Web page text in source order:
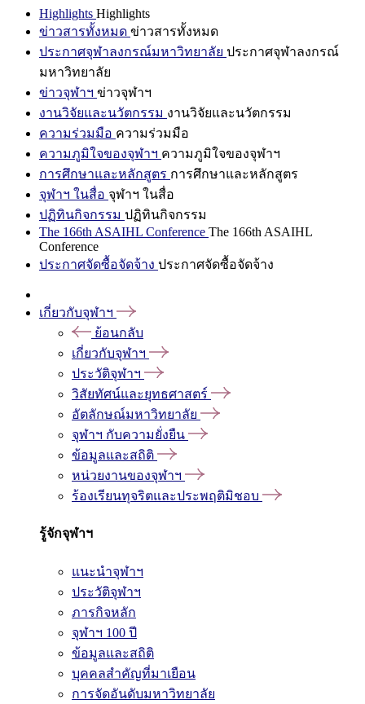
Highlights Highlights
ข่าวสารทั้งหมด ข่าวสารทั้งหมด
ประกาศจุฬาลงกรณ์มหาวิทยาลัย ประกาศจุฬาลงกรณ์
มหาวิทยาลัย
ข่าวจุฬาฯ ข่าวจุฬาฯ
งานวิจัยและนวัตกรรม งานวิจัยและนวัตกรรม
ความร่วมมือ ความร่วมมือ
ความภูมิใจของจุฬาฯ ความภูมิใจของจุฬาฯ
การศึกษาและหลักสูตร การศึกษาและหลักสูตร
จุฬาฯ ในสื่อ จุฬาฯ ในสื่อ
ปฏิทินกิจกรรม ปฏิทินกิจกรรม
The 166th ASAIHL Conference The 166th ASAIHL
Conference
ประกาศจัดซื้อจัดจ้าง ประกาศจัดซื้อจัดจ้าง
เกี่ยวกับจุฬาฯ
ย้อนกลับ
เกี่ยวกับจุฬาฯ
ประวัติจุฬาฯ
วิสัยทัศน์และยุทธศาสตร์
อัตลักษณ์มหาวิทยาลัย
จุฬาฯ กับความยั่งยืน
ข้อมูลและสถิติ
หน่วยงานของจุฬาฯ
ร้องเรียนทุจริตและประพฤติมิชอบ
รู้จักจุฬาฯ
แนะนำจุฬาฯ
ประวัติจุฬาฯ
ภารกิจหลัก
จุฬาฯ 100 ปี
ข้อมูลและสถิติ
บุคคลสำคัญที่มาเยือน
การจัดอันดับมหาวิทยาลัย